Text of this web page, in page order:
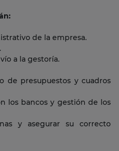
de la empresa.
a la gestoría.
de presupuestos y cuadros
los bancos y gestión de los
y asegurar su correcto